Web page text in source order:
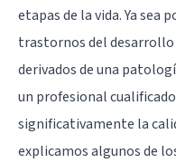
etapas de la vida. Ya sea
trastornos del
derivados de una
un profesional
significativamente la
explicamos algunos de